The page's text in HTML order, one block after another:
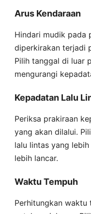
Arus Kendaraan
Hindari mudik pada
diperkirakan terjadi
Pilih tanggal di luar
mengurangi
Kepadatan Lalu
Periksa prakiraan
yang akan dilalui.
lalu lintas yang
lebih lancar.
Waktu Tempuh
Perhitungkan waktu